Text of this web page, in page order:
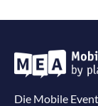
o
n
Die Mobile